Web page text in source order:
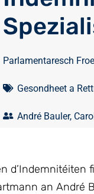
Parlamentaresch
Gesondheet a
André Bauler,
an